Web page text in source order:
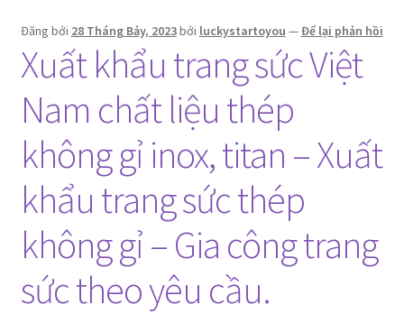
Đăng bởi 28 Tháng Bảy, 2023bởi luckystartoyou —Để lại phản hồi
Xuất khẩu trang sức Việt
Nam chất liệu thép
không gỉ inox, titan – Xuất
khẩu trang sức thép
không gỉ – Gia công trang
sức theo yêu cầu.